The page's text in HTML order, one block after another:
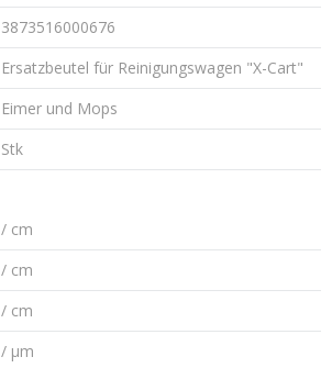
3873516000676
Ersatzbeutel für Reinigungswagen "X-Cart"
Eimer und Mops
Stk
/ cm
/ cm
/ cm
/ µm